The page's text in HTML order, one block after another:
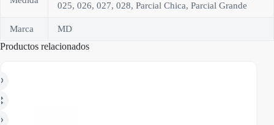
025, 026, 027, 028, Parcial Chica, Parcial Grande
Marca MD
Productos relacionados